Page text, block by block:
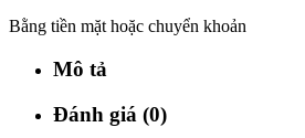
Bằng tiền mặt hoặc chuyển khoản
Mô tả
Đánh giá (0)